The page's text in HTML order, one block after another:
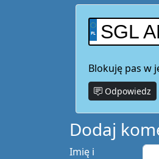
SGL
Blokuję pas w
Odpowiedz
Dodaj
Imię i